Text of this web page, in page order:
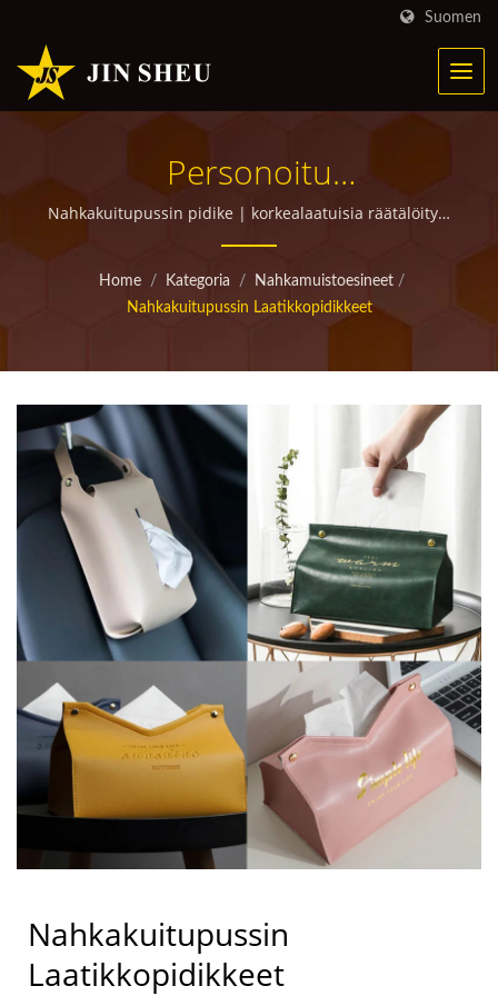
Suomen
Personoitu
Nahkakuitupussin Pidike |
Personoituja
Metallituotteita
Nahkakuitupussin pidike | korkealaatuisia räätälöityjä
mainostuotteita lahjoituksiin
Home / Kategoria / Nahkamuistoesineet /
Nahkakuitupussin Laatikkopidikkeet
Nahkakuitupussin
Laatikkopidikkeet